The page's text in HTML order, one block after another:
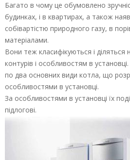
Багато в чому це обумовлено
будинках, і в квартирах, а також
собівартістю природного газу, в
матеріалами.
Вони теж класифікуються і діляться
контурів і особливостям в
по два основних види котла, що
особливостями в установці.
За особливостями в установці їх
підлогові.